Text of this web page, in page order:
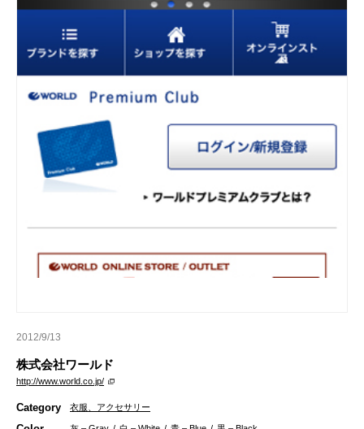
2012/9/13
株式会社ワールド
http://www.world.co.jp/
Category 衣服、アクセサリー